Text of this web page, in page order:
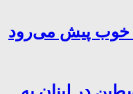
خوب پیش می‌رود